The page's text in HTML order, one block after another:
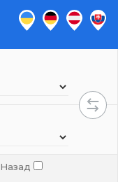
Назад